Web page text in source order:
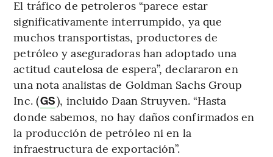
El tráfico de petroleros “parece estar
significativamente interrumpido, ya que
muchos transportistas, productores de
petróleo y aseguradoras han adoptado una
actitud cautelosa de espera”, declararon en
una nota analistas de Goldman Sachs Group
Inc. (GS), incluido Daan Struyven. “Hasta
donde sabemos, no hay daños confirmados en
la producción de petróleo ni en la
infraestructura de exportación”.